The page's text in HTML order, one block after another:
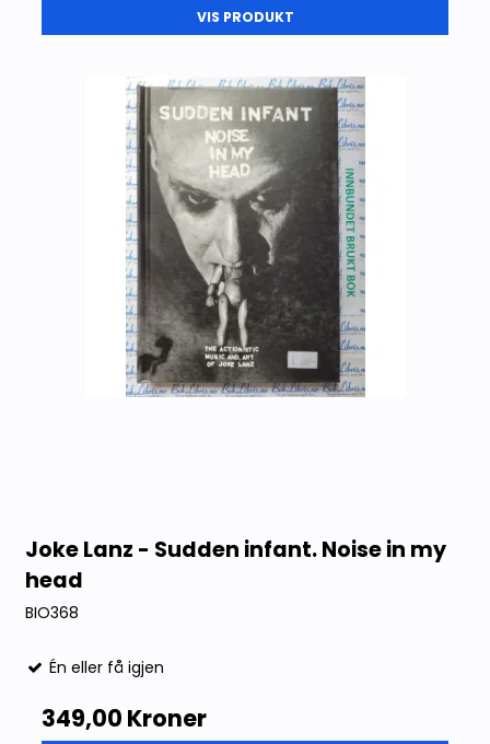
VIS PRODUKT
Joke Lanz - Sudden infant. Noise in my
head
BIO368
Én eller få igjen
349,00 Kroner